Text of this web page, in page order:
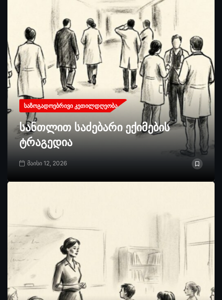
ᲡᲐᲖᲝᲒᲐᲓᲝᲔᲑᲠᲘᲕᲘ ᲙᲔᲗᲘᲚᲓᲦᲔᲝᲑᲐ
სანთლით საძებარი ექიმების
ტრაგედია
მაისი 12, 2026